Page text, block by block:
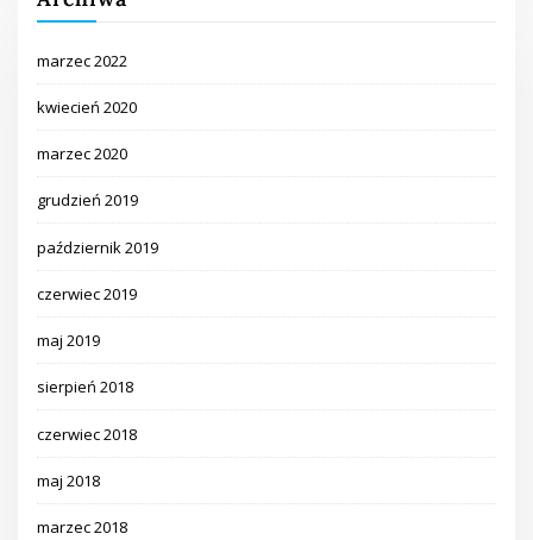
marzec 2022
kwiecień 2020
marzec 2020
grudzień 2019
październik 2019
czerwiec 2019
maj 2019
sierpień 2018
czerwiec 2018
maj 2018
marzec 2018